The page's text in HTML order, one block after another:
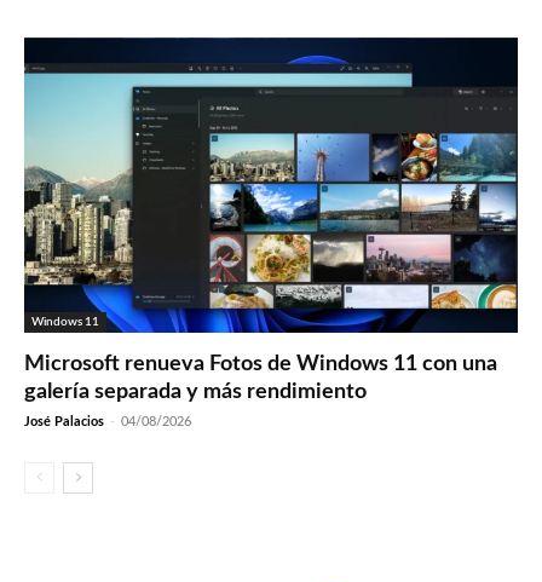
Windows 11
Microsoft renueva Fotos de Windows 11 con una
galería separada y más rendimiento
José Palacios - 04/08/2026